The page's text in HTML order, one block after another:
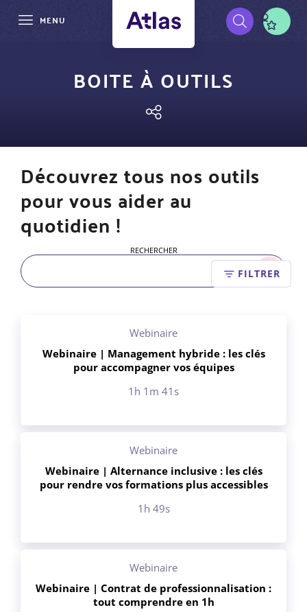
MENU
Pré-
navigation
BOITE À OUTILS
RECHERCHER
Découvrez tous nos outils
pour vous aider au
quotidien !
FILTRER
Webinaire
Webinaire | Management hybride : les clés
pour accompagner vos équipes
1h 1m 41s
Webinaire
Webinaire | Alternance inclusive : les clés
pour rendre vos formations plus accessibles
1h 49s
Webinaire
Webinaire | Contrat de professionnalisation :
tout comprendre en 1h